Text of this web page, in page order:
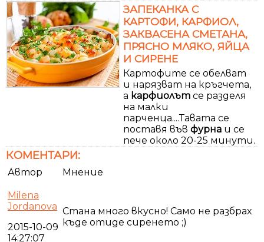
ЗАПЕКАНКА С
КАРТОФИ, КАРФИОЛ,
ЗАКВАСЕНА СМЕТАНА,
ПРЯСНО МЛЯКО, ЯЙЦА
И СИРЕНЕ
Картофите се обелват
и нарязват на кръгчета,
а карфиолът се разделя
на малки
парченца....Тавата се
поставя във фурна и се
пече около 20-25 минути.
КОМЕНТАРИ:
Автор Мнение
Milena
Jordanova
2015-10-09
14:27:07
Стана много вкусно! Само не разбрах
къде отиде сиренето ;)